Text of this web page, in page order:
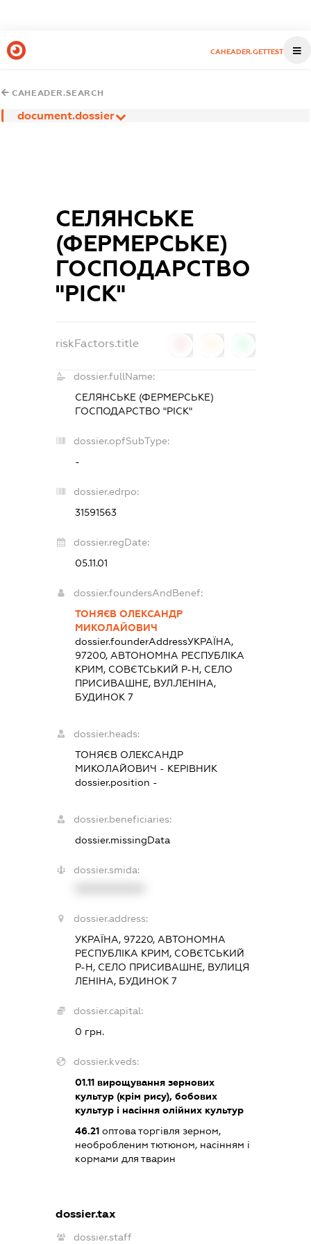
CAHEADER.GETTEST
CAHEADER.SEARCH
document.dossier
СЕЛЯНСЬКЕ
(ФЕРМЕРСЬКЕ)
ГОСПОДАРСТВО
"РІСК"
riskFactors.title
dossier.fullName:
СЕЛЯНСЬКЕ (ФЕРМЕРСЬКЕ)
ГОСПОДАРСТВО "РІСК"
dossier.opfSubType:
-
dossier.edrpo:
31591563
dossier.regDate:
05.11.01
dossier.foundersAndBenef:
ТОНЯЄВ ОЛЕКСАНДР
МИКОЛАЙОВИЧ
dossier.founderAddressУКРАЇНА,
97200, АВТОНОМНА РЕСПУБЛІКА
КРИМ, СОВЄТСЬКИЙ Р-Н, СЕЛО
ПРИСИВАШНЕ, ВУЛ.ЛЕНІНА,
БУДИНОК 7
dossier.heads:
ТОНЯЄВ ОЛЕКСАНДР
МИКОЛАЙОВИЧ - КЕРІВНИК
dossier.position -
dossier.beneficiaries:
dossier.missingData
dossier.smida:
dossier.address:
УКРАЇНА, 97220, АВТОНОМНА
РЕСПУБЛІКА КРИМ, СОВЄТСЬКИЙ
Р-Н, СЕЛО ПРИСИВАШНЕ, ВУЛИЦЯ
ЛЕНІНА, БУДИНОК 7
dossier.capital:
0 грн.
dossier.kveds:
01.11вирощування зернових
культур (крім рису), бобових
культур і насіння олійних культур
46.21оптова торгівля зерном,
необробленим тютюном, насінням і
кормами для тварин
dossier.tax
dossier.staff